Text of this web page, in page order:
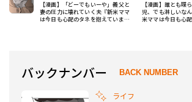
【漫画】「どーでもいーや」義父と
妻の圧力に壊れていく夫『新米ママ
は今日も心配のタネを抱えていま
【漫画】誰とも喋
児、でも淋しいな
米ママは今日も心
バックナンバー BACK NUMBER
ライフ